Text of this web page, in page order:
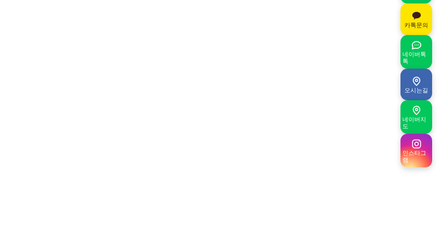
카톡문의
네이버톡
톡
오시는길
네이버지
도
인스타그
램